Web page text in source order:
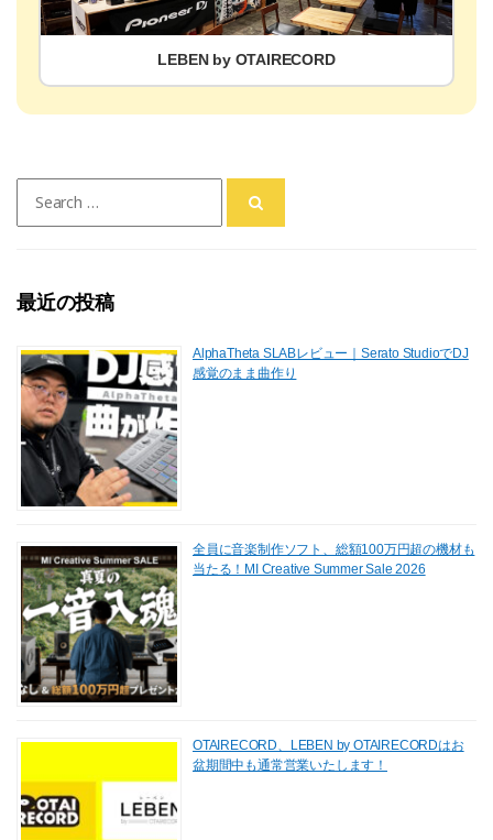
LEBEN by OTAIRECORD
for:
最近の投稿
AlphaTheta SLABレビュー｜Serato StudioでDJ
感覚のまま曲作り
全員に音楽制作ソフト、総額100万円超の機材も
当たる！MI Creative Summer Sale 2026
OTAIRECORD、LEBEN by OTAIRECORDはお
盆期間中も通常営業いたします！